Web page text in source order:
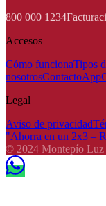
800 000 1234
Accesos
Cómo funcionaTipos
nosotrosContactoApp
Legal
Aviso de privacidad
"Ahorra en un 2x3 –
© 2024 Montepío Luz